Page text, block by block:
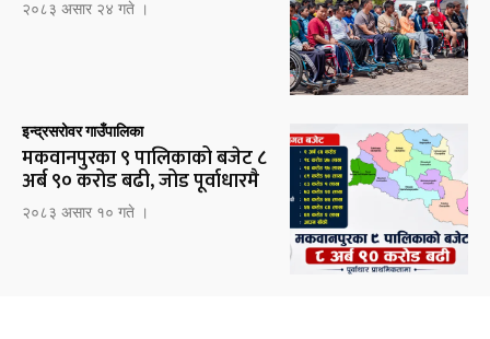
२०८३ असार २४ गते ।
इन्द्रसरोवर गाउँपालिका
मकवानपुरका ९ पालिकाको बजेट ८
अर्ब ९० करोड बढी, जोड पूर्वाधारमै
२०८३ असार १० गते ।